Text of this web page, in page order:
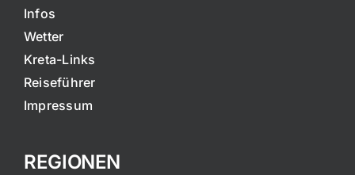
Infos
Wetter
Kreta-Links
Reiseführer
Impressum
REGIONEN